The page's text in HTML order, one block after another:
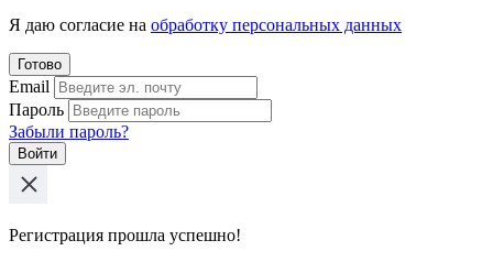
Я даю согласие на обработку персональных данных
Готово
Email
Пароль
Забыли пароль?
Войти
Регистрация прошла успешно!